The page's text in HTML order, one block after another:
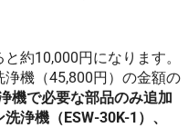
約10,000円になります。
機（45,800円）の金額の
機で必要な部品のみ追加
浄機（ESW-30K-1）、